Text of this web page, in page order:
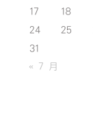
17
18
24
25
31
« 7 月